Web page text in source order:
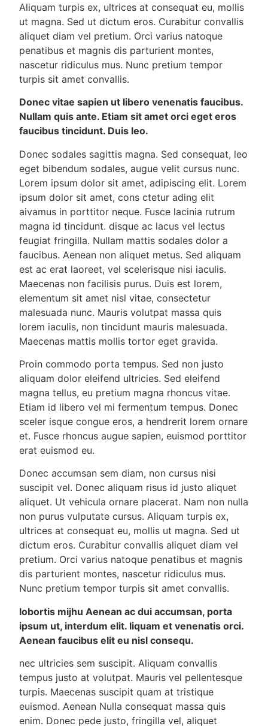
Aliquam turpis ex, ultrices at consequat eu, mollis
ut magna. Sed ut dictum eros. Curabitur convallis
aliquet diam vel pretium. Orci varius natoque
penatibus et magnis dis parturient montes,
nascetur ridiculus mus. Nunc pretium tempor
turpis sit amet convallis.
Donec vitae sapien ut libero venenatis faucibus.
Nullam quis ante. Etiam sit amet orci eget eros
faucibus tincidunt. Duis leo.
Donec sodales sagittis magna. Sed consequat, leo
eget bibendum sodales, augue velit cursus nunc.
Lorem ipsum dolor sit amet, adipiscing elit. Lorem
ipsum dolor sit amet, cons ctetur ading elit
aivamus in porttitor neque. Fusce lacinia rutrum
magna id tincidunt. disque ac lacus vel lectus
feugiat fringilla. Nullam mattis sodales dolor a
faucibus. Aenean non aliquet metus. Sed aliquam
est ac erat laoreet, vel scelerisque nisi iaculis.
Maecenas non facilisis purus. Duis est lorem,
elementum sit amet nisl vitae, consectetur
malesuada nunc. Mauris volutpat massa quis
lorem iaculis, non tincidunt mauris malesuada.
Maecenas mattis mollis tortor eget gravida.
Proin commodo porta tempus. Sed non justo
aliquam dolor eleifend ultricies. Sed eleifend
magna tellus, eu pretium magna rhoncus vitae.
Etiam id libero vel mi fermentum tempus. Donec
sceler isque congue eros, a hendrerit lorem ornare
et. Fusce rhoncus augue sapien, euismod porttitor
erat euismod eu.
Donec accumsan sem diam, non cursus nisi
suscipit vel. Donec aliquam risus id justo aliquet
aliquet. Ut vehicula ornare placerat. Nam non nulla
non purus vulputate cursus. Aliquam turpis ex,
ultrices at consequat eu, mollis ut magna. Sed ut
dictum eros. Curabitur convallis aliquet diam vel
pretium. Orci varius natoque penatibus et magnis
dis parturient montes, nascetur ridiculus mus.
Nunc pretium tempor turpis sit amet convallis.
lobortis mijhu Aenean ac dui accumsan, porta
ipsum ut, interdum elit. liquam et venenatis orci.
Aenean faucibus elit eu nisl consequ.
nec ultricies sem suscipit. Aliquam convallis
tempus justo at volutpat. Mauris vel pellentesque
turpis. Maecenas suscipit quam at tristique
euismod. Aenean Nulla consequat massa quis
enim. Donec pede justo, fringilla vel, aliquet